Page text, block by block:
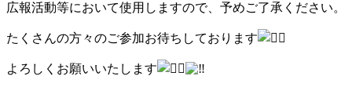
広報活動等において使用しますので、予めご了承ください。
たくさんの方々のご参加お待ちしております
よろしくお願いいたします